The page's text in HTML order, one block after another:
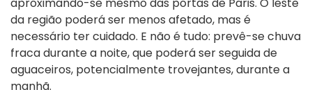
aproximando-se mesmo das portas de Paris. O leste
da região poderá ser menos afetado, mas é
necessário ter cuidado. E não é tudo: prevê-se chuva
fraca durante a noite, que poderá ser seguida de
aguaceiros, potencialmente trovejantes, durante a
manhã.